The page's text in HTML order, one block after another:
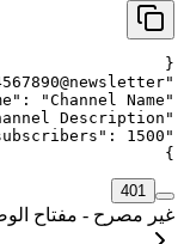
{
"
"
" : "Channel Name
"
Description
"
" : 1500
}
401
غير مصرح - مفتاح